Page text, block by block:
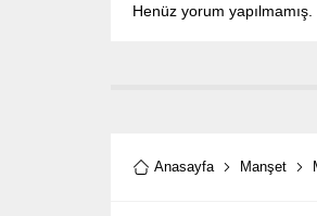
Henüz yorum yapılmamış.
Anasayfa Manşet